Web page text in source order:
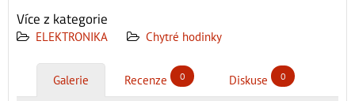
Více z kategorie
ELEKTRONIKA Chytré hodinky
Galerie Recenze 0 Diskuse 0